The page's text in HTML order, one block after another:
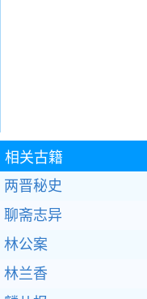
相关古籍
两晋秘史
聊斋志异
林公案
林兰香